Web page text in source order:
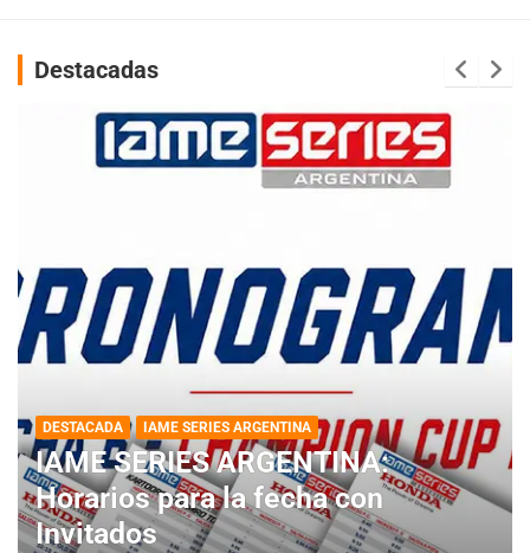
Destacadas
DESTACADA IAME SERIES ARGENTINA
IAME SERIES ARGENTINA:
Horarios para la fecha con
Invitados